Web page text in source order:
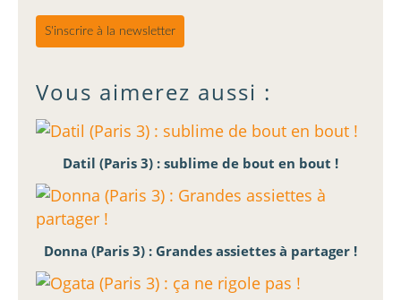
S'inscrire à la newsletter
Vous aimerez aussi :
Datil (Paris 3) : sublime de bout en bout !
Donna (Paris 3) : Grandes assiettes à partager !